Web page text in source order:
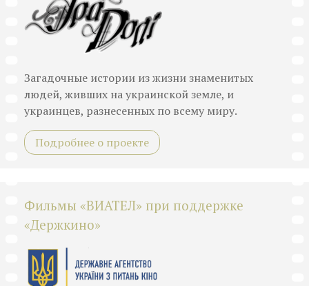
Загадочные истории из жизни знаменитых
людей, живших на украинской земле, и
украинцев, разнесенных по всему миру.
Подробнее о проекте
Фильмы «ВИАТЕЛ» при поддержке
«Держкино»